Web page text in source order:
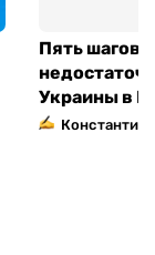
Пять шагов
Украины в
Константин